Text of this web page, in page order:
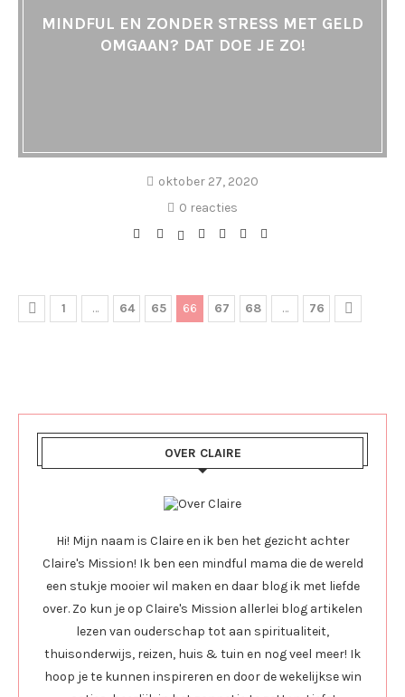
MINDFUL EN ZONDER STRESS MET GELD
OMGAAN? DAT DOE JE ZO!
oktober 27, 2020
0 reacties
1 … 64 65 66 67 68 … 76
OVER CLAIRE
Hi! Mijn naam is Claire en ik ben het gezicht achter
Claire's Mission! Ik ben een mindful mama die de wereld
een stukje mooier wil maken en daar blog ik met liefde
over. Zo kun je op Claire's Mission allerlei blog artikelen
lezen van ouderschap tot aan spiritualiteit,
thuisonderwijs, reizen, huis & tuin en nog veel meer! Ik
hoop je te kunnen inspireren en door de wekelijkse win